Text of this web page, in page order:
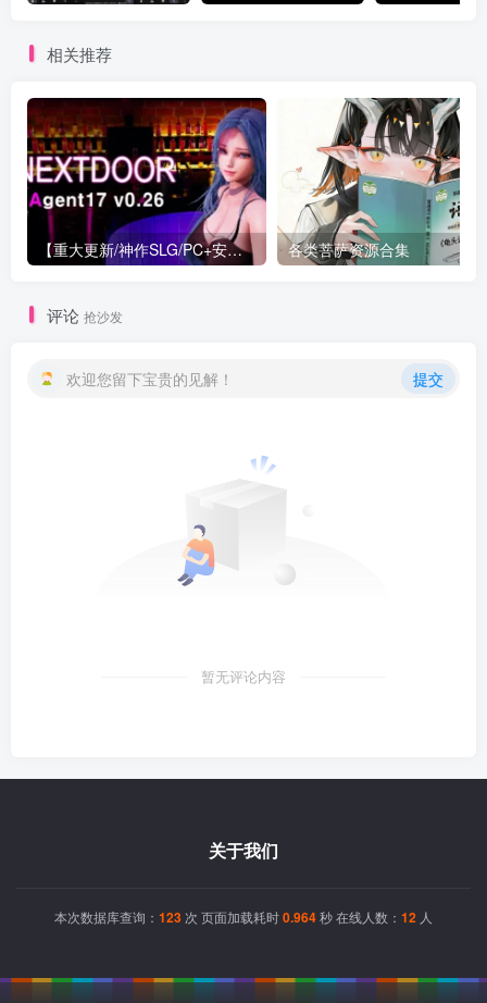
相关推荐
【重大更新/神作SLG/PC+安卓/官中】特工17 Agent 17 v0.26.10 官方中文版+存档or满金币 各类菩萨资源合集
评论 抢沙发
欢迎您留下宝贵的见解！ 提交
暂无评论内容
关于我们
本次数据库查询： 123 次 页面加载耗时0.964秒 在线人数： 12 人